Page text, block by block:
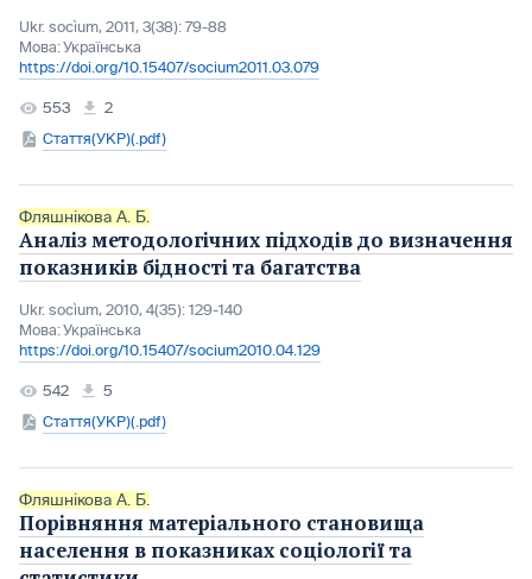
Ukr. socìum, 2011, 3(38): 79-88
Мова:Українська
https://doi.org/10.15407/socium2011.03.079
553
2
Стаття(УКР)(.pdf)
Фляшнікова А. Б.
Аналіз методологічних підходів до визначення
показників бідності та багатства
Ukr. socìum, 2010, 4(35): 129-140
Мова:Українська
https://doi.org/10.15407/socium2010.04.129
542
5
Стаття(УКР)(.pdf)
Фляшнікова А. Б.
Порівняння матеріального становища
населення в показниках соціології та